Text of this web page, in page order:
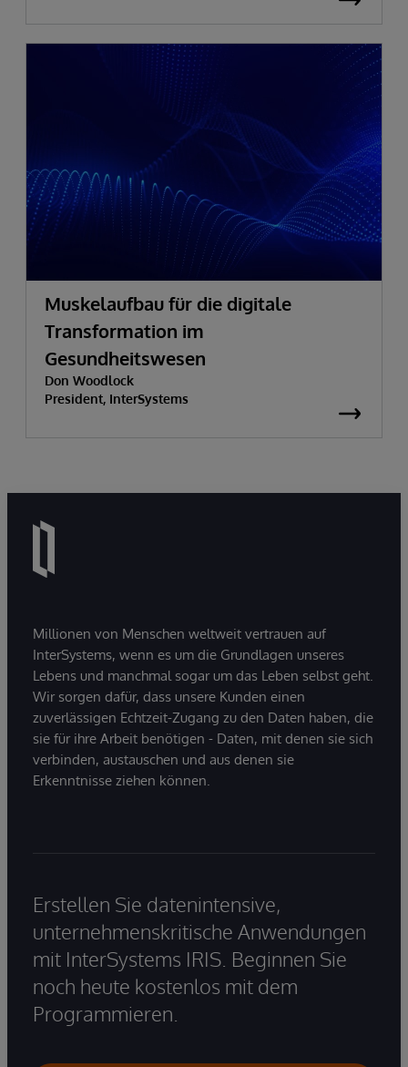
Muskelaufbau für die digitale
Transformation im
Gesundheitswesen
Don Woodlock
President, InterSystems
Millionen von Menschen weltweit vertrauen auf
InterSystems, wenn es um die Grundlagen unseres
Lebens und manchmal sogar um das Leben selbst geht.
Wir sorgen dafür, dass unsere Kunden einen
zuverlässigen Echtzeit-Zugang zu den Daten haben, die
sie für ihre Arbeit benötigen - Daten, mit denen sie sich
verbinden, austauschen und aus denen sie
Erkenntnisse ziehen können.
Erstellen Sie datenintensive,
unternehmenskritische Anwendungen
mit InterSystems IRIS. Beginnen Sie
noch heute kostenlos mit dem
Programmieren.